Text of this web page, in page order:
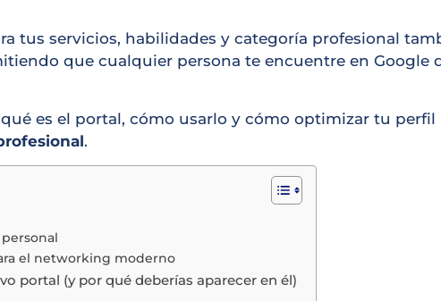
tus servicios, habilidades y categoría profesional
que cualquier persona te encuentre en Google
es el portal, cómo usarlo y cómo optimizar tu perfil
.
el networking moderno
portal (y por qué deberías aparecer en él)